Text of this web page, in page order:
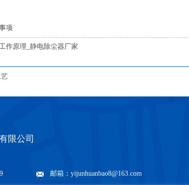
项
作原理_静电除尘器厂家
限公司
邮箱：yijunhuanbao8@163.com